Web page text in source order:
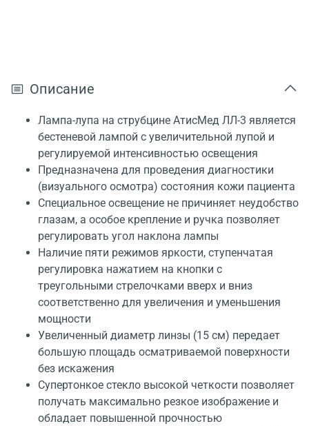
Описание
Лампа-лупа на струбцине АтисМед ЛЛ-3 является
бестеневой лампой с увеличительной лупой и
регулируемой интенсивностью освещения
Предназначена для проведения диагностики
(визуального осмотра) состояния кожи пациента
Специальное освещение не причиняет неудобство
глазам, а особое крепление и ручка позволяет
регулировать угол наклона лампы
Наличие пяти режимов яркости, ступенчатая
регулировка нажатием на кнопки с
треугольными стрелочками вверх и вниз
соответственно для увеличения и уменьшения
мощности
Увеличенный диаметр линзы (15 см) передает
большую площадь осматриваемой поверхности
без искажения
Супертонкое стекло высокой четкости позволяет
получать максимально резкое изображение и
обладает повышенной прочностью